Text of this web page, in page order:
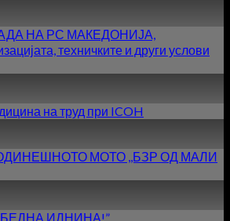
НА РС МАКЕДОНИЈА,
техничките и други услови
на труд при ICOH
МОТО ,,БЗР ОД МАЛИ
ИДНИНА!”